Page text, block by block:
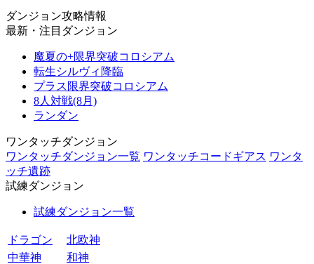
ダンジョン攻略情報
最新・注目ダンジョン
魔夏の+限界突破コロシアム
転生シルヴィ降臨
プラス限界突破コロシアム
8人対戦(8月)
ランダン
ワンタッチダンジョン
ワンタッチダンジョン一覧 ワンタッチコードギアス ワンタ
ッチ遺跡
試練ダンジョン
試練ダンジョン一覧
ドラゴン
北欧神
中華神
和神